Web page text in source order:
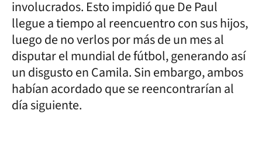
involucrados. Esto impidió que De Paul
llegue a tiempo al reencuentro con sus hijos,
luego de no verlos por más de un mes al
disputar el mundial de fútbol, generando así
un disgusto en Camila. Sin embargo, ambos
habían acordado que se reencontrarían al
día siguiente.